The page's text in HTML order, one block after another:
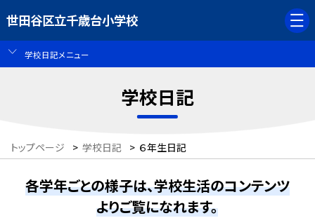
世田谷区立千歳台小学校
学校日記メニュー
学校日記
トップページ > 学校日記 > ６年生日記
各学年ごとの様子は、学校生活のコンテンツ
よりご覧になれます。